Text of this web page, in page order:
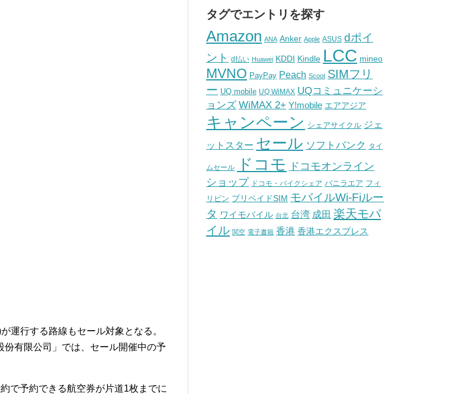
運行する路線もセール対象となる。
份有限公司」では、セール開催中の予
で予約できる航空券が片道1枚までに
タグでエントリを探す
Amazon ANA Anker Apple ASUS dポイ
ント
d払い Huawei KDDI Kindle LCC mineo
MVNO PayPay Peach Scoot SIMフリ
ー UQ mobile UQ WiMAX UQコミュニケーシ
ョンズ WiMAX 2+ Y!mobile エアアジア
キャンペーン シェアサイクル ジェ
ットスター セール ソフトバンク タイ
ムセール ドコモ
ドコモオンライン
ショップ ドコモ・バイクシェア バニラエア フィ
リピン プリペイドSIM モバイルWi-Fiルー
タ ワイモバイル 台北 台湾 成田 楽天モバ
イル 関空 電子書籍 香港 香港エクスプレス